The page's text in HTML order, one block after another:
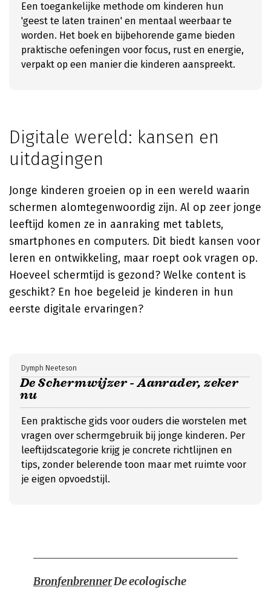
Een toegankelijke methode om kinderen hun
'geest te laten trainen' en mentaal weerbaar te
worden. Het boek en bijbehorende game bieden
praktische oefeningen voor focus, rust en energie,
verpakt op een manier die kinderen aanspreekt.
Digitale wereld: kansen en
uitdagingen
Jonge kinderen groeien op in een wereld waarin
schermen alomtegenwoordig zijn. Al op zeer jonge
leeftijd komen ze in aanraking met tablets,
smartphones en computers. Dit biedt kansen voor
leren en ontwikkeling, maar roept ook vragen op.
Hoeveel schermtijd is gezond? Welke content is
geschikt? En hoe begeleid je kinderen in hun
eerste digitale ervaringen?
De Schermwijzer - Aanrader, zeker
nu
Dymph Neeteson
Een praktische gids voor ouders die worstelen met
vragen over schermgebruik bij jonge kinderen. Per
leeftijdscategorie krijg je concrete richtlijnen en
tips, zonder belerende toon maar met ruimte voor
je eigen opvoedstijl.
BronfenbrennerDe ecologische